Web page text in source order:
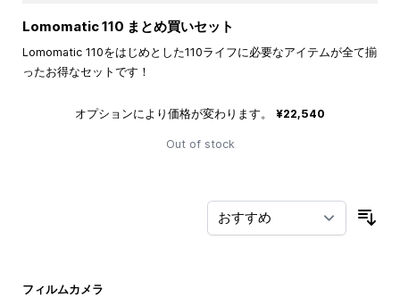
Lomomatic 110 まとめ買いセット
Lomomatic 110をはじめとした110ライフに必要なアイテムが全て揃
ったお得なセットです！
オプションにより価格が変わります。 ¥22,540
Out of stock
フィルムカメラ